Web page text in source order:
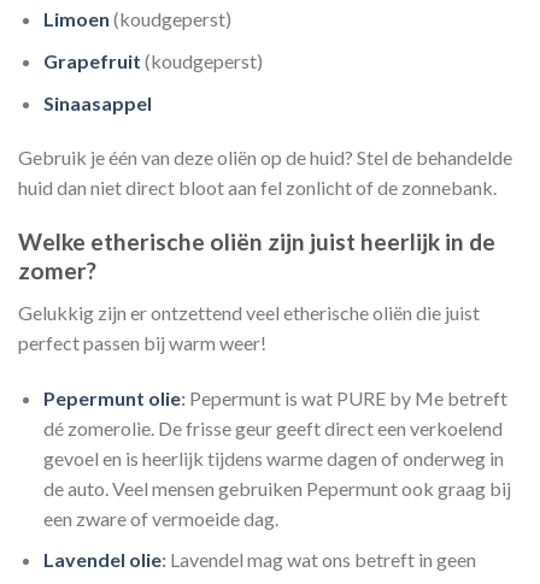
Limoen (koudgeperst)
Grapefruit (koudgeperst)
Sinaasappel
Gebruik je één van deze oliën op de huid? Stel de behandelde
huid dan niet direct bloot aan fel zonlicht of de zonnebank.
Welke etherische oliën zijn juist heerlijk in de
zomer?
Gelukkig zijn er ontzettend veel etherische oliën die juist
perfect passen bij warm weer!
Pepermunt olie: Pepermunt is wat PURE by Me betreft
dé zomerolie. De frisse geur geeft direct een verkoelend
gevoel en is heerlijk tijdens warme dagen of onderweg in
de auto. Veel mensen gebruiken Pepermunt ook graag bij
een zware of vermoeide dag.
Lavendel olie: Lavendel mag wat ons betreft in geen